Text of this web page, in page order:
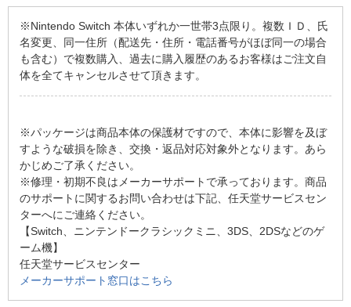
※Nintendo Switch 本体いずれか一世帯3点限り。複数ＩＤ、氏
名変更、同一住所（配送先・住所・電話番号がほぼ同一の場合
も含む）で複数購入、過去に購入履歴のあるお客様はご注文自
体を全てキャンセルさせて頂きます。
※パッケージは商品本体の保護材ですので、本体に影響を及ぼ
すような破損を除き、交換・返品対応対象外となります。あら
かじめご了承ください。
※修理・初期不良はメーカーサポートで承っております。商品
のサポートに関するお問い合わせは下記、任天堂サービスセン
ターへにご連絡ください。
【Switch、ニンテンドークラシックミニ、3DS、2DSなどのゲ
ーム機】
任天堂サービスセンター
メーカーサポート窓口はこちら